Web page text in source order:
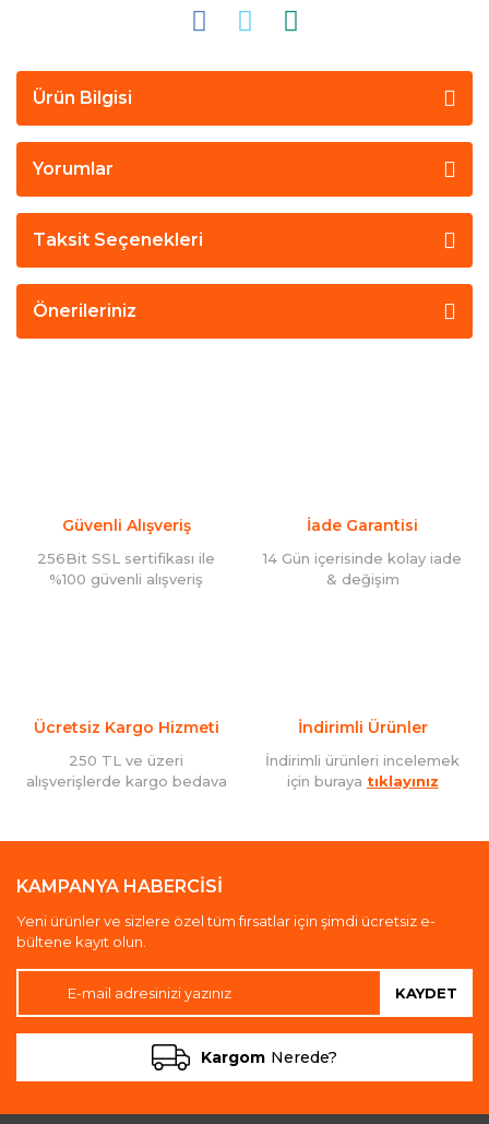
Ürün Bilgisi
Yorumlar
Taksit Seçenekleri
Önerileriniz
Güvenli Alışveriş
256Bit SSL sertifikası ile
%100 güvenli alışveriş
İade Garantisi
14 Gün içerisinde kolay iade
& değişim
Ücretsiz Kargo Hizmeti
250 TL ve üzeri
alışverişlerde kargo bedava
İndirimli Ürünler
İndirimli ürünleri incelemek
için buraya tıklayınız
KAMPANYA HABERCİSİ
Yeni ürünler ve sizlere özel tüm fırsatlar için şimdi ücretsiz e-
bültene kayıt olun.
KAYDET
Kargom Nerede?